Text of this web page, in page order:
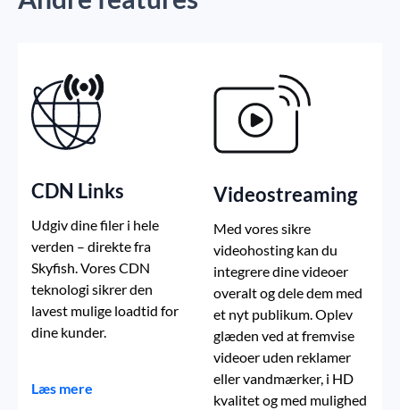
CDN Links
Udgiv dine filer i hele
verden – direkte fra
Skyfish. Vores CDN
teknologi sikrer den
lavest mulige loadtid for
dine kunder.
Læs mere
Videostreaming
Med vores sikre
videohosting kan du
integrere dine videoer
overalt og dele dem med
et nyt publikum. Oplev
glæden ved at fremvise
videoer uden reklamer
eller vandmærker, i HD
kvalitet og med mulighed